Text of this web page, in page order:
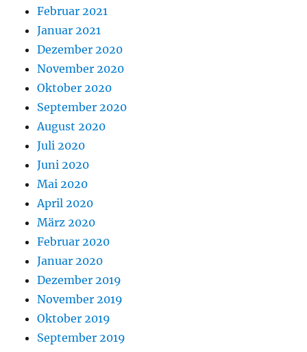
Februar 2021
Januar 2021
Dezember 2020
November 2020
Oktober 2020
September 2020
August 2020
Juli 2020
Juni 2020
Mai 2020
April 2020
März 2020
Februar 2020
Januar 2020
Dezember 2019
November 2019
Oktober 2019
September 2019